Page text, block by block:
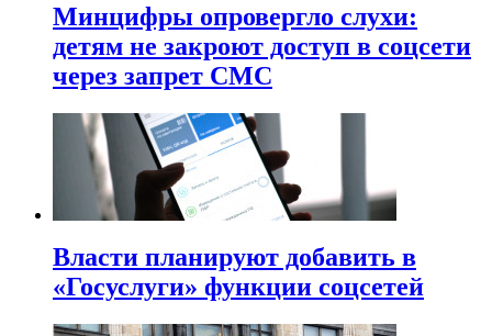
Минцифры опровергло слухи:
детям не закроют доступ в соцсети
через запрет СМС
Власти планируют добавить в
«Госуслуги» функции соцсетей